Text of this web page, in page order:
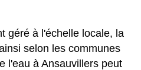
géré à l'échelle locale, la
selon les communes
l'eau à Ansauvillers peut